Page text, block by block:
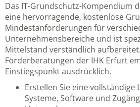
Das IT-Grundschutz-Kompendium
eine hervorragende, kostenlose
Mindestanforderungen für
Unternehmensbereiche und ist
Mittelstand verständlich
Förderberatungen der IHK Erfurt
Einstiegspunkt ausdrücklich.
Erstellen Sie eine vollständige
Systeme, Software und